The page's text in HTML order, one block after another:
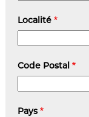
Localité
Code Postal
Pays